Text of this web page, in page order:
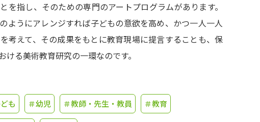
大学で学びたい学問発見
学問のミニ講義「夢ナビ講義」
Ｑ＆Ａ よくあるご質問
を指し、そのための専門のアートプログラムがあります。
ようにアレンジすれば子どもの意欲を高め、かつ一人一人
考えて、その成果をもとに教育現場に提言することも、保
る美術教育研究の一環なのです。
も ＃幼児 ＃教師・先生・教員 ＃教育